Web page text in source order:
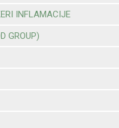
INFLAMACIJE
GROUP)